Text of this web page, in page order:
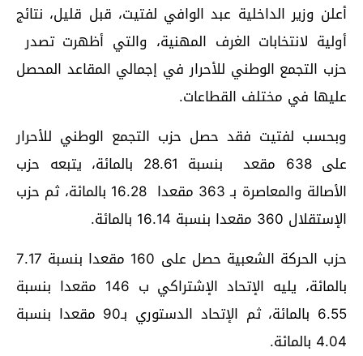
أعلن وزير الداخلية عبد الوافي لفتيت، قبل قليل، نتائج
أولية لانتخابات الغرف المهنية، والتي أظهرت تصدر
حزب التجمع الوطني للأحرار في إجمالي المقاعد المحصل
عليها في مختلف القطاعات.
وبحسب لفتيت فقد حصل حزب التجمع الوطني للأحرار
على 638 مقعد بنسبة 28.61 بالمائة، يتبعه حزب
الأصالة والمعاصرة بـ 363 مقعدا 16.28 بالمائة، ثم حزب
الإستقلال 360 مقعدا بنسبة 16.14 بالمائة.
حزب الحركة الشعبية حصل على 160 مقعدا بنسبة 7.17
بالمائة، يليه الإتحاد الإشتراكي ب 146 مقعدا بنسبة
6.55 بالمائة، ثم الإتحاد الدستوري بـ90 مقعدا بنسبة
4.04 بالمائة.